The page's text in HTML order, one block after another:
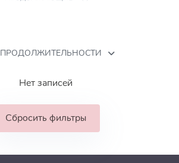
ПРОДОЛЖИТЕЛЬНОСТИ
Нет записей
Сбросить фильтры